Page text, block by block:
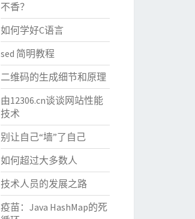
不香？
如何学好C语言
sed 简明教程
二维码的生成细节和原理
由12306.cn谈谈网站性能
技术
别让自己“墙”了自己
如何超过大多数人
技术人员的发展之路
疫苗：Java HashMap的死